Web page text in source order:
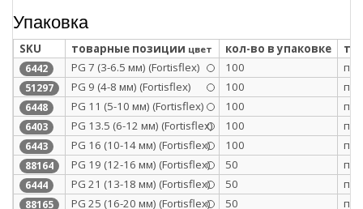
Упаковка
SKU товарные позиции цвет кол-во в упаковке
6442 PG 7 (3-6.5 мм) (Fortisflex) 100 п/э
51297 PG 9 (4-8 мм) (Fortisflex) 100 п/э
6448 PG 11 (5-10 мм) (Fortisflex) 100 п/э
6403 PG 13.5 (6-12 мм) (Fortisflex) 100 п/э
6443 PG 16 (10-14 мм) (Fortisflex) 100 п/э
88164 PG 19 (12-16 мм) (Fortisflex) 50 п/э
6444 PG 21 (13-18 мм) (Fortisflex) 50 п/э
88165 PG 25 (16-20 мм) (Fortisflex) 50 п/э